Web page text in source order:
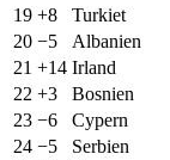
19 +8 Turkiet
20 −5 Albanien
21 +14 Irland
22 +3 Bosnien
23 −6 Cypern
24 −5 Serbien